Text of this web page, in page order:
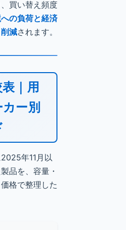
買い替え頻度
の負荷と経済
減されます。
｜用
ー別
年11月以
品を、容量・
格で整理した